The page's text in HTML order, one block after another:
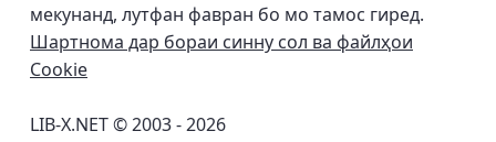
мекунанд, лутфан фавран бо мо тамос гиред.
Шартнома дар бораи синну сол ва файлҳои
Cookie
LIB-X.NET © 2003 - 2026